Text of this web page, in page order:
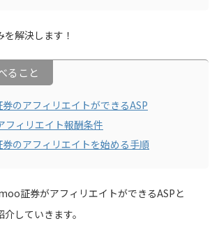
解決します！
ること
のアフィリエイトができるASP
フィリエイト報酬条件
のアフィリエイトを始める手順
証券がアフィリエイトができるASPと
していきます。